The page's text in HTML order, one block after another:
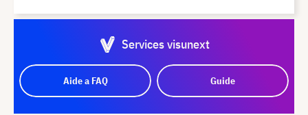
Services visunext
Aide a FAQ Guide